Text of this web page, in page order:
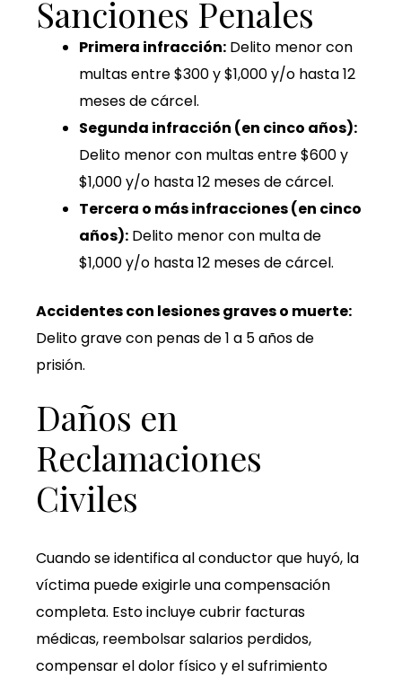
Sanciones Penales
Primera infracción: Delito menor con
multas entre $300 y $1,000 y/o hasta 12
meses de cárcel.
Segunda infracción (en cinco años):
Delito menor con multas entre $600 y
$1,000 y/o hasta 12 meses de cárcel.
Tercera o más infracciones (en cinco
años): Delito menor con multa de
$1,000 y/o hasta 12 meses de cárcel.
Accidentes con lesiones graves o muerte:
Delito grave con penas de 1 a 5 años de
prisión.
Daños en
Reclamaciones
Civiles
Cuando se identifica al conductor que huyó, la
víctima puede exigirle una compensación
completa. Esto incluye cubrir facturas
médicas, reembolsar salarios perdidos,
compensar el dolor físico y el sufrimiento